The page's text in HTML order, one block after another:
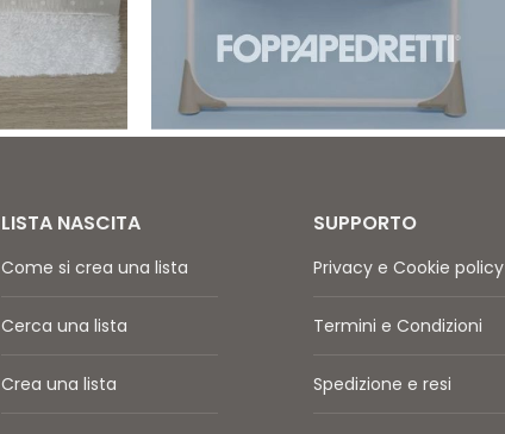
LISTA NASCITA
Come si crea una lista
Cerca una lista
Crea una lista
SUPPORTO
Privacy e Cookie policy
Termini e Condizioni
Spedizione e resi